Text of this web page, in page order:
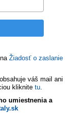
Žiadosť o zaslanie
váš mail ani
kliknite tu.
umiestnenia a